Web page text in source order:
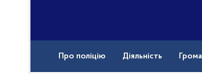
Про поліцію Діяльність